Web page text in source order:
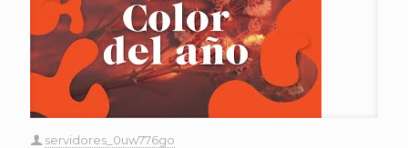
servidores_0uw776go